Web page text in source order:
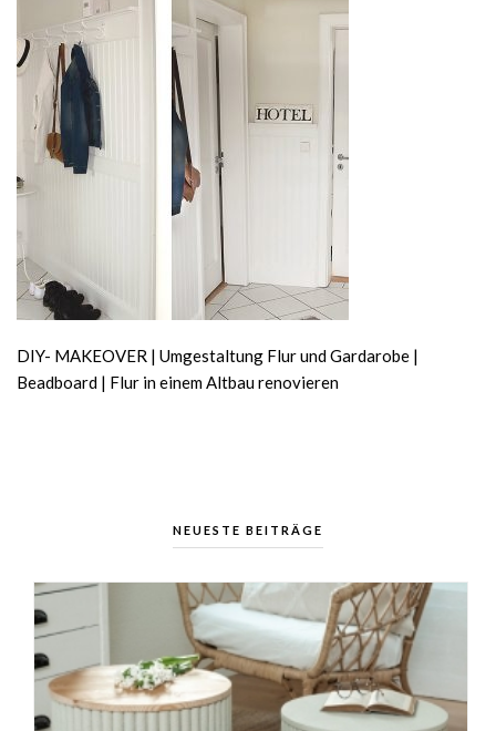
DIY- MAKEOVER | Umgestaltung Flur und Gardarobe |
Beadboard | Flur in einem Altbau renovieren
NEUESTE BEITRÄGE